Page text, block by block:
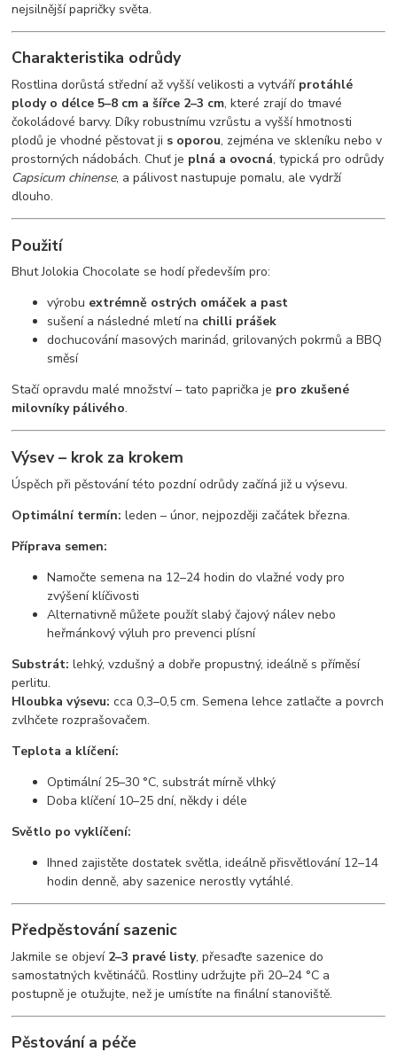
nejsilnější papričky světa.
Charakteristika odrůdy
Rostlina dorůstá střední až vyšší velikosti a vytváří protáhlé
plody o délce 5–8 cm a šířce 2–3 cm, které zrají do tmavé
čokoládové barvy. Díky robustnímu vzrůstu a vyšší hmotnosti
plodů je vhodné pěstovat ji s oporou, zejména ve skleníku nebo v
prostorných nádobách. Chuť je plná a ovocná, typická pro odrůdy
Capsicum chinense, a pálivost nastupuje pomalu, ale vydrží
dlouho.
Použití
Bhut Jolokia Chocolate se hodí především pro:
výrobu extrémně ostrých omáček a past
sušení a následné mletí na chilli prášek
dochucování masových marinád, grilovaných pokrmů a BBQ
směsí
Stačí opravdu malé množství – tato paprička je pro zkušené
milovníky pálivého.
Výsev – krok za krokem
Úspěch při pěstování této pozdní odrůdy začíná již u výsevu.
Optimální termín: leden – únor, nejpozději začátek března.
Příprava semen:
Namočte semena na 12–24 hodin do vlažné vody pro
zvýšení klíčivosti
Alternativně můžete použít slabý čajový nálev nebo
heřmánkový výluh pro prevenci plísní
Substrát: lehký, vzdušný a dobře propustný, ideálně s příměsí
perlitu.
Hloubka výsevu: cca 0,3–0,5 cm. Semena lehce zatlačte a povrch
zvlhčete rozprašovačem.
Teplota a klíčení:
Optimální 25–30 °C, substrát mírně vlhký
Doba klíčení 10–25 dní, někdy i déle
Světlo po vyklíčení:
Ihned zajistěte dostatek světla, ideálně přisvětlování 12–14
hodin denně, aby sazenice nerostly vytáhlé.
Předpěstování sazenic
Jakmile se objeví 2–3 pravé listy, přesaďte sazenice do
samostatných květináčů. Rostliny udržujte při 20–24 °C a
postupně je otužujte, než je umístíte na finální stanoviště.
Pěstování a péče